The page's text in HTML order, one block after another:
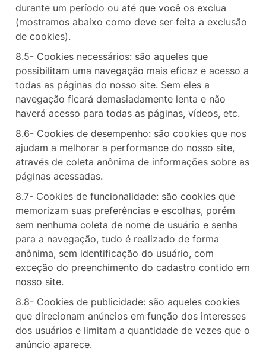
durante um período ou até que você os exclua
(mostramos abaixo como deve ser feita a exclusão
de cookies).
8.5- Cookies necessários: são aqueles que
possibilitam uma navegação mais eficaz e acesso a
todas as páginas do nosso site. Sem eles a
navegação ficará demasiadamente lenta e não
haverá acesso para todas as páginas, vídeos, etc.
8.6- Cookies de desempenho: são cookies que nos
ajudam a melhorar a performance do nosso site,
através de coleta anônima de informações sobre as
páginas acessadas.
8.7- Cookies de funcionalidade: são cookies que
memorizam suas preferências e escolhas, porém
sem nenhuma coleta de nome de usuário e senha
para a navegação, tudo é realizado de forma
anônima, sem identificação do usuário, com
exceção do preenchimento do cadastro contido em
nosso site.
8.8- Cookies de publicidade: são aqueles cookies
que direcionam anúncios em função dos interesses
dos usuários e limitam a quantidade de vezes que o
anúncio aparece.